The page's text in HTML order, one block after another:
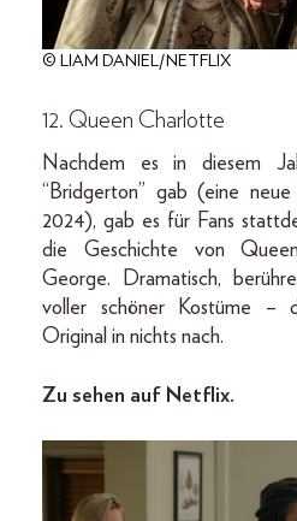
© LIAM DANIEL/NETFLIX
12. Queen Charlotte
Nachdem es in diesem
“Bridgerton” gab (eine
2024), gab es für Fans
die Geschichte von
George. Dramatisch,
voller schöner Kostüme –
Original in nichts nach.
Zu sehen auf Netflix.